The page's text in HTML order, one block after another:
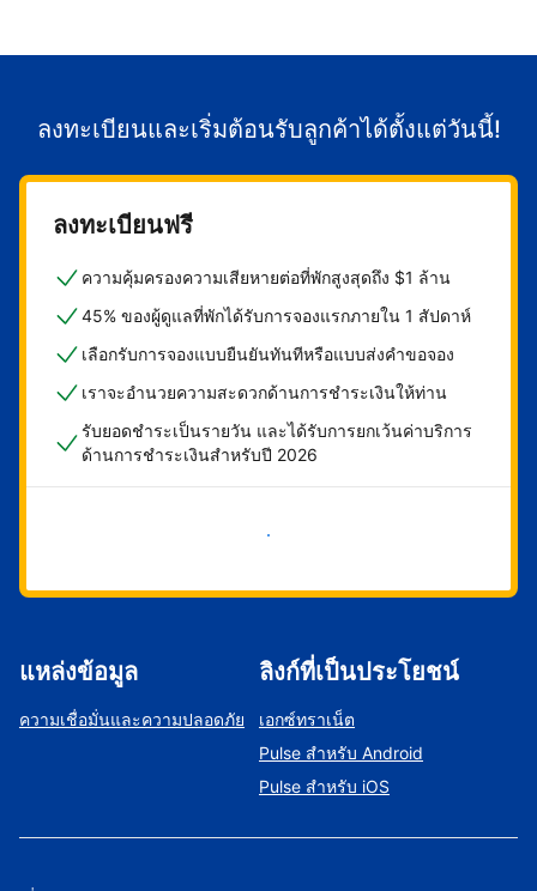
ลงทะเบียนและเริ่มต้อนรับลูกค้าได้ตั้งแต่วันนี้!
ลงทะเบียนฟรี
ความคุ้มครองความเสียหายต่อที่พักสูงสุดถึง $1 ล้าน
45% ของผู้ดูแลที่พักได้รับการจองแรกภายใน 1 สัปดาห์
เลือกรับการจองแบบยืนยันทันทีหรือแบบส่งคำขอจอง
เราจะอำนวยความสะดวกด้านการชำระเงินให้ท่าน
รับยอดชำระเป็นรายวัน และได้รับการยกเว้นค่าบริการ
ด้านการชำระเงินสำหรับปี 2026
เริ่มดำเนินการเลย
แหล่งข้อมูล
ความเชื่อมั่นและความปลอดภัย
ลิงก์ที่เป็นประโยชน์
เอกซ์ทราเน็ต
Pulse สำหรับ Android
Pulse สำหรับ iOS